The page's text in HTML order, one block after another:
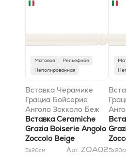
Матовая
Рельефная
Неполированная
Вставка Черамике
Грациа Бойсерие
Анголо Зокколо Беж
Кракеле 2,2x20
Вставка Ceramiche
Grazia Boiserie Angolo
Zoccolo Beige
Craquele 2,2x20
5x20см Арт. ZOA025x20